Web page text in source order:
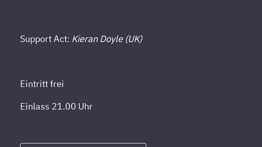
Support Act: Kieran Doyle (UK)
Eintritt frei
Einlass 21.00 Uhr